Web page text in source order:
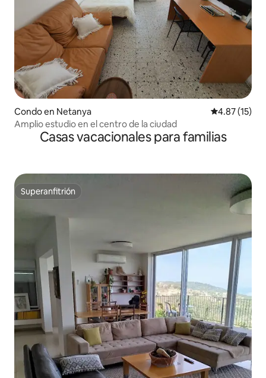
Condo en Netanya Calificación
4.87 (15)
Amplio estudio en el centro de la ciudad
Casas vacacionales para familias
Superanfitrión
Superanfitrión